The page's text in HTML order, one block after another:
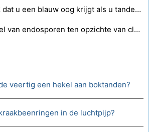
Is het gebruikelijk dat u een blauw oog krijgt als u tanden laat trekken?
Wat is het voordeel van endosporen ten opzichte van clostridium?
veertig een hekel aan boktanden?
in de luchtpijp?